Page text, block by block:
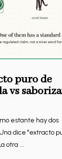
puro de
vs
estante hay dos
dice "extracto
otra ...